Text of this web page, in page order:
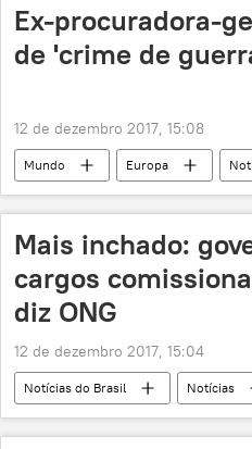
Ex-procuradora-
de 'crime de
12 de dezembro 2017, 15:08
Mundo Europa
crimes de guerra
Rússia
Mais inchado:
cargos
diz ONG
12 de dezembro 2017, 15:04
Notícias do Brasil Notícias
Câmara dos Deputados